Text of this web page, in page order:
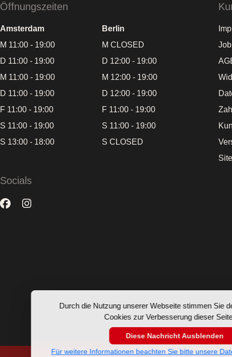
Durch die Nutzung unserer Webseite stimmen Sie
Cookies zur Verbesserung dieser
Diese Nachricht Ausblenden
Für weitere Informationen beachten Sie bitte unsere
Öffnungszeiten
Amsterdam
Berlin
M 11:00 - 19:00
D 11:00 - 19:00
M 11:00 - 19:00
D 11:00 - 19:00
F 11:00 - 19:00
S 11:00 - 19:00
S 13:00 - 18:00
M CLOSED
D 12:00 - 19:00
M 12:00 - 19:00
D 12:00 - 19:00
F 11:00 - 19:00
S 11:00 - 19:00
S CLOSED
Socials